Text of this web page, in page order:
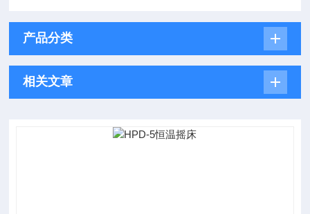
产品分类
相关文章